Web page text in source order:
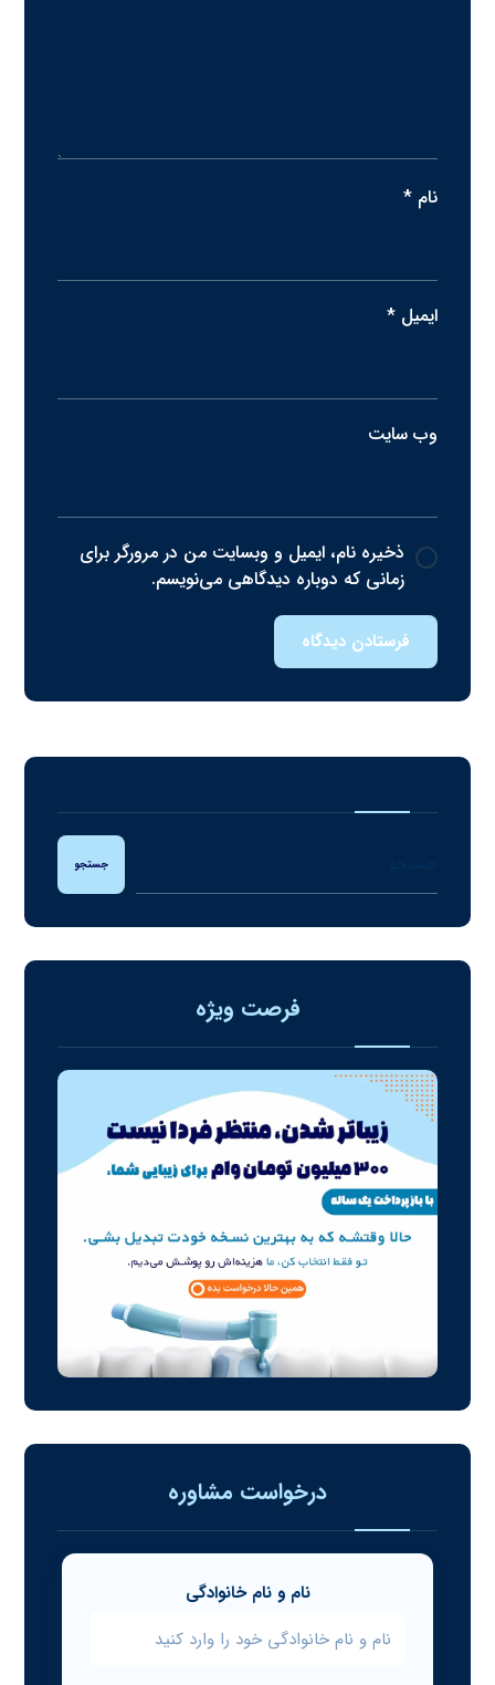
نام*
ایمیل*
وب‌ سایت
ذخیره نام، ایمیل و وبسایت من در مرورگر برای
زمانی که دوباره دیدگاهی می‌نویسم.
فرستادن دیدگاه
جستجو
فرصت ویژه
درخواست مشاوره
نام و نام خانوادگی